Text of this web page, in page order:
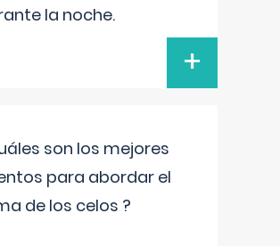
la noche.
+
son los mejores
para abordar el
de los celos ?